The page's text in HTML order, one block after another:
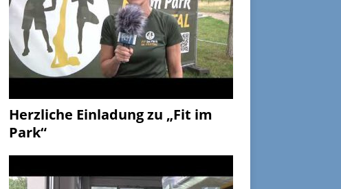
Herzliche Einladung zu „Fit im
Park“